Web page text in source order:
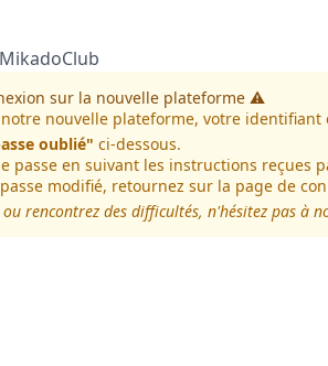
sur la nouvelle plateforme ⚠️
nouvelle plateforme, votre
oublié" ci-dessous.
passe en suivant les instructions reçues
modifié, retournez sur la page de
ou rencontrez des difficultés, n'hésitez pas à